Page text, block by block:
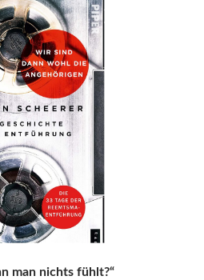
man nichts fühlt?“